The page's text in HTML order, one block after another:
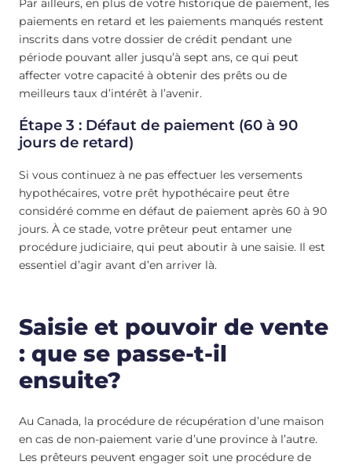
Par ailleurs, en plus de votre historique de paiement, les
paiements en retard et les paiements manqués restent
inscrits dans votre dossier de crédit pendant une
période pouvant aller jusqu’à sept ans, ce qui peut
affecter votre capacité à obtenir des prêts ou de
meilleurs taux d’intérêt à l’avenir.
Étape 3 : Défaut de paiement (60 à 90
jours de retard)
Si vous continuez à ne pas effectuer les versements
hypothécaires, votre prêt hypothécaire peut être
considéré comme en défaut de paiement après 60 à 90
jours. À ce stade, votre prêteur peut entamer une
procédure judiciaire, qui peut aboutir à une saisie. Il est
essentiel d’agir avant d’en arriver là.
Saisie et pouvoir de vente
: que se passe-t-il
ensuite?
Au Canada, la procédure de récupération d’une maison
en cas de non-paiement varie d’une province à l’autre.
Les prêteurs peuvent engager soit une procédure de